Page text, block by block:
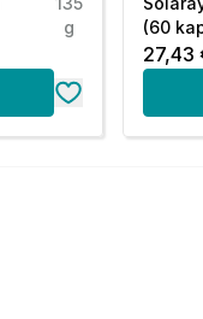
g
(60
27,43